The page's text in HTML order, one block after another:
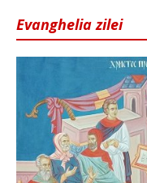
Evanghelia zilei